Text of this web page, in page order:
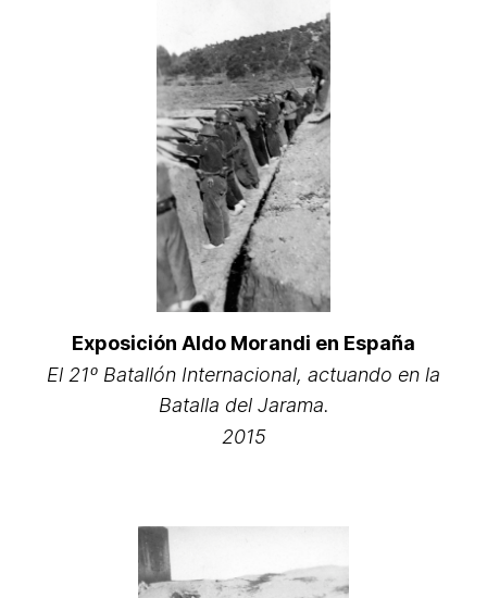
Exposición Aldo Morandi en España
El 21º Batallón Internacional, actuando en la
Batalla del Jarama.
2015